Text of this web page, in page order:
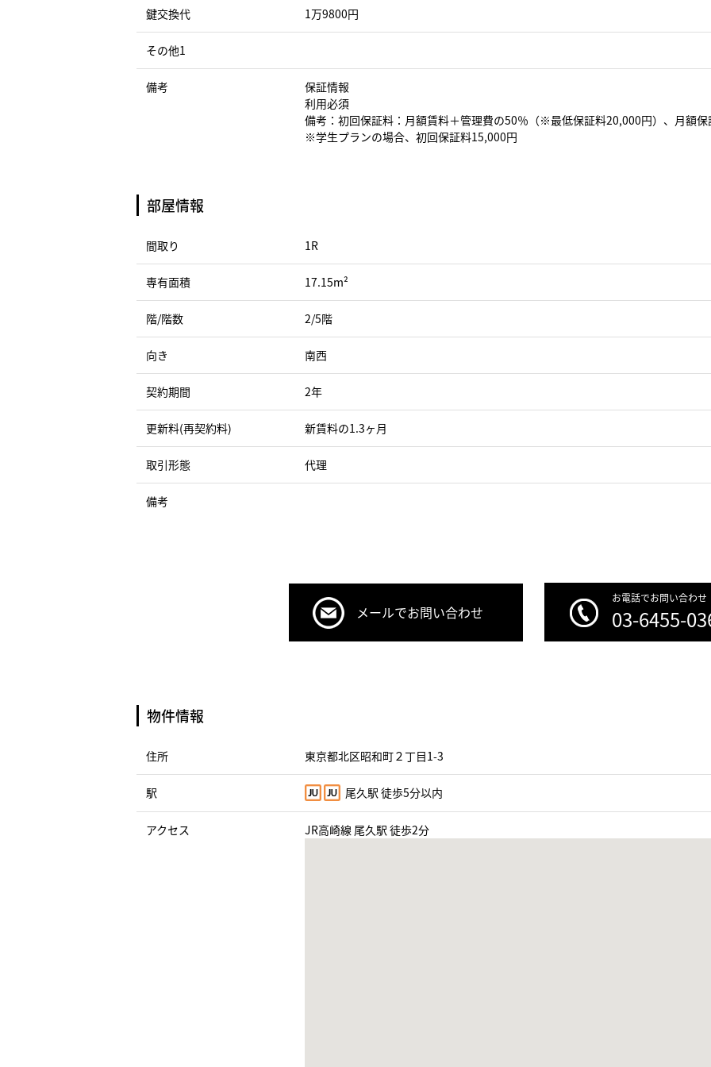
鍵交換代 1万9800円
その他1
備考
保証情報
利用必須
備考：初回保証料：月額賃料＋管理費の50％（※最低保証料20,000円）、月額
※学生プランの場合、初回保証料15,000円
部屋情報
間取り 1R
専有面積 17.15m²
階/階数 2/5階
向き 南西
契約期間 2年
更新料(再契約料) 新賃料の1.3ヶ月
取引形態 代理
備考
メールでお問い合わせ
お電話でお問い合わせ
03-6455-
物件情報
住所 東京都北区昭和町２丁目1-3
駅 尾久駅 徒歩5分以内
アクセス JR高崎線 尾久駅 徒歩2分